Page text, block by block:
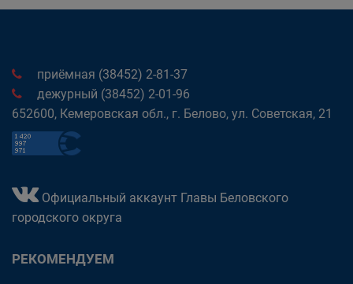
приёмная (38452) 2-81-37
дежурный (38452) 2-01-96
652600, Кемеровская обл., г. Белово, ул. Советская, 21
Официальный аккаунт Главы Беловского
городского округа
РЕКОМЕНДУЕМ